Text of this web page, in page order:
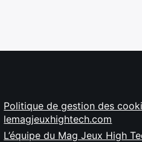
Politique de gestion des
lemagjeuxhightech.com
L’équipe du Mag Jeux High